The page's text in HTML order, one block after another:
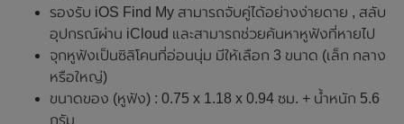
รองรับ iOS Find My สามารถจับคู่ได้อย่างง่ายดาย , สลับ
อุปกรณ์ผ่าน iCloud และสามารถช่วยค้นหาหูฟังที่หายไป
จุกหูฟังเป็นซิลิโคนที่อ่อนนุ่ม มีให้เลือก 3 ขนาด (เล็ก กลาง
หรือใหญ่)
ขนาดของ (หูฟัง) : 0.75 x 1.18 x 0.94 ซม. + น้ำหนัก 5.6
กรัม